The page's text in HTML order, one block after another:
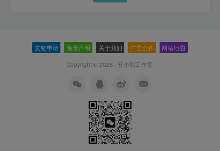
友链申请 免责声明 关于我们 广告合作 网站地图
Copyright © 2025 · 安小熙工作室